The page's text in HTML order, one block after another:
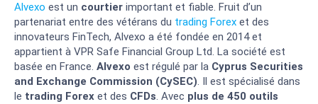
Alvexo est un courtier important et fiable. Fruit d’un
partenariat entre des vétérans du trading Forex et des
innovateurs FinTech, Alvexo a été fondée en 2014 et
appartient à VPR Safe Financial Group Ltd. La société est
basée en France. Alvexo est régulé par la Cyprus Securities
and Exchange Commission (CySEC). Il est spécialisé dans
le trading Forex et des CFDs. Avec plus de 450 outils